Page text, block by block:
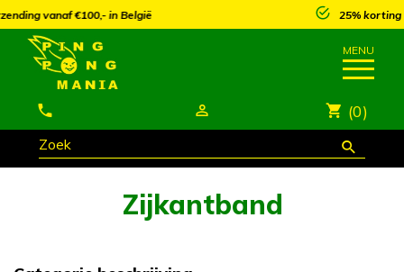
25% korting vanaf €250,- op meeste artikels*
(0)
Zijkantband